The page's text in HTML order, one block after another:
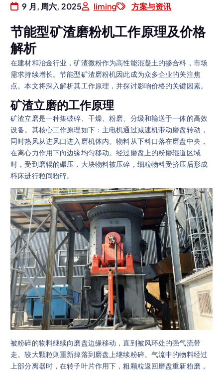
9 月, 周六, 2025 liming 方案与资讯
节能型矿渣磨粉机工作原理及价格
解析
在建材和冶金行业，矿渣微粉作为高性能混凝土的掺合料，市场
需求持续增长。节能型矿渣磨粉机因此成为众多企业的关注焦
点。本文将深入解析其工作原理，并探讨影响价格的关键因素。
矿渣立磨的工作原理
矿渣立磨是一种集破碎、干燥、粉磨、分级和输送于一体的高效
设备。其核心工作原理如下：主电机通过减速机带动磨盘转动，
同时热风从进风口进入磨机体内。物料从下料口落在磨盘中央，
在离心力作用下向边缘均匀移动。经过磨盘上的粉磨辊道区域
时，受到磨辊的碾压，大块物料被压碎，细粒物料受挤压后形成
料床进行粒间粉碎。
被粉碎的物料继续向磨盘边缘移动，直到被风环处的强气流带
走。较大颗粒则重新掉落到磨盘上继续粉碎。气流中的物料经过
上部分离器时，在转子叶片作用下，粗颗粒返回磨盘重新粉磨，